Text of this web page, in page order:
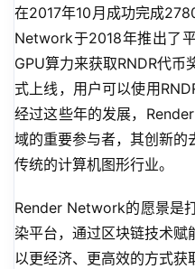
在2017年10月成功完成
Network于2018年推出了
GPU算力来获取RNDR代
式上线，用户可以使用
经过这些年的发展，
域的重要参与者，其创新的
传统的计算机图形行业。
Render Network的愿景是
染平台，通过区块链技术
以更经济、更高效的方式